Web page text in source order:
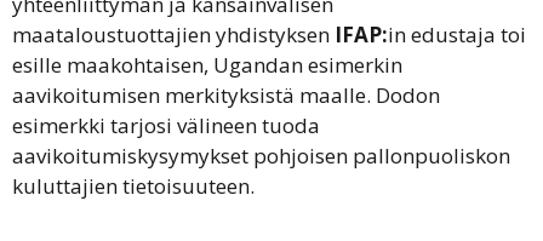
maataloustuottajien yhdistyksen IFAP:in edustaja toi
esille maakohtaisen, Ugandan esimerkin
aavikoitumisen merkityksistä maalle. Dodon
esimerkki tarjosi välineen tuoda
aavikoitumiskysymykset pohjoisen pallonpuoliskon
kuluttajien tietoisuuteen.